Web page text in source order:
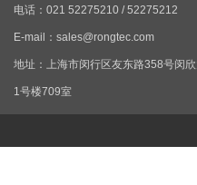
电话：021 52275210 / 52275212
E-mail： sales@rongtec.com
地址：上海市闵行区友东路358号闵
1号楼709室